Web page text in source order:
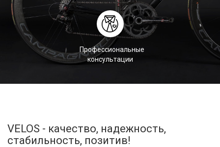
Профессиональные
консультации
VELOS - качество, надежность,
стабильность, позитив!